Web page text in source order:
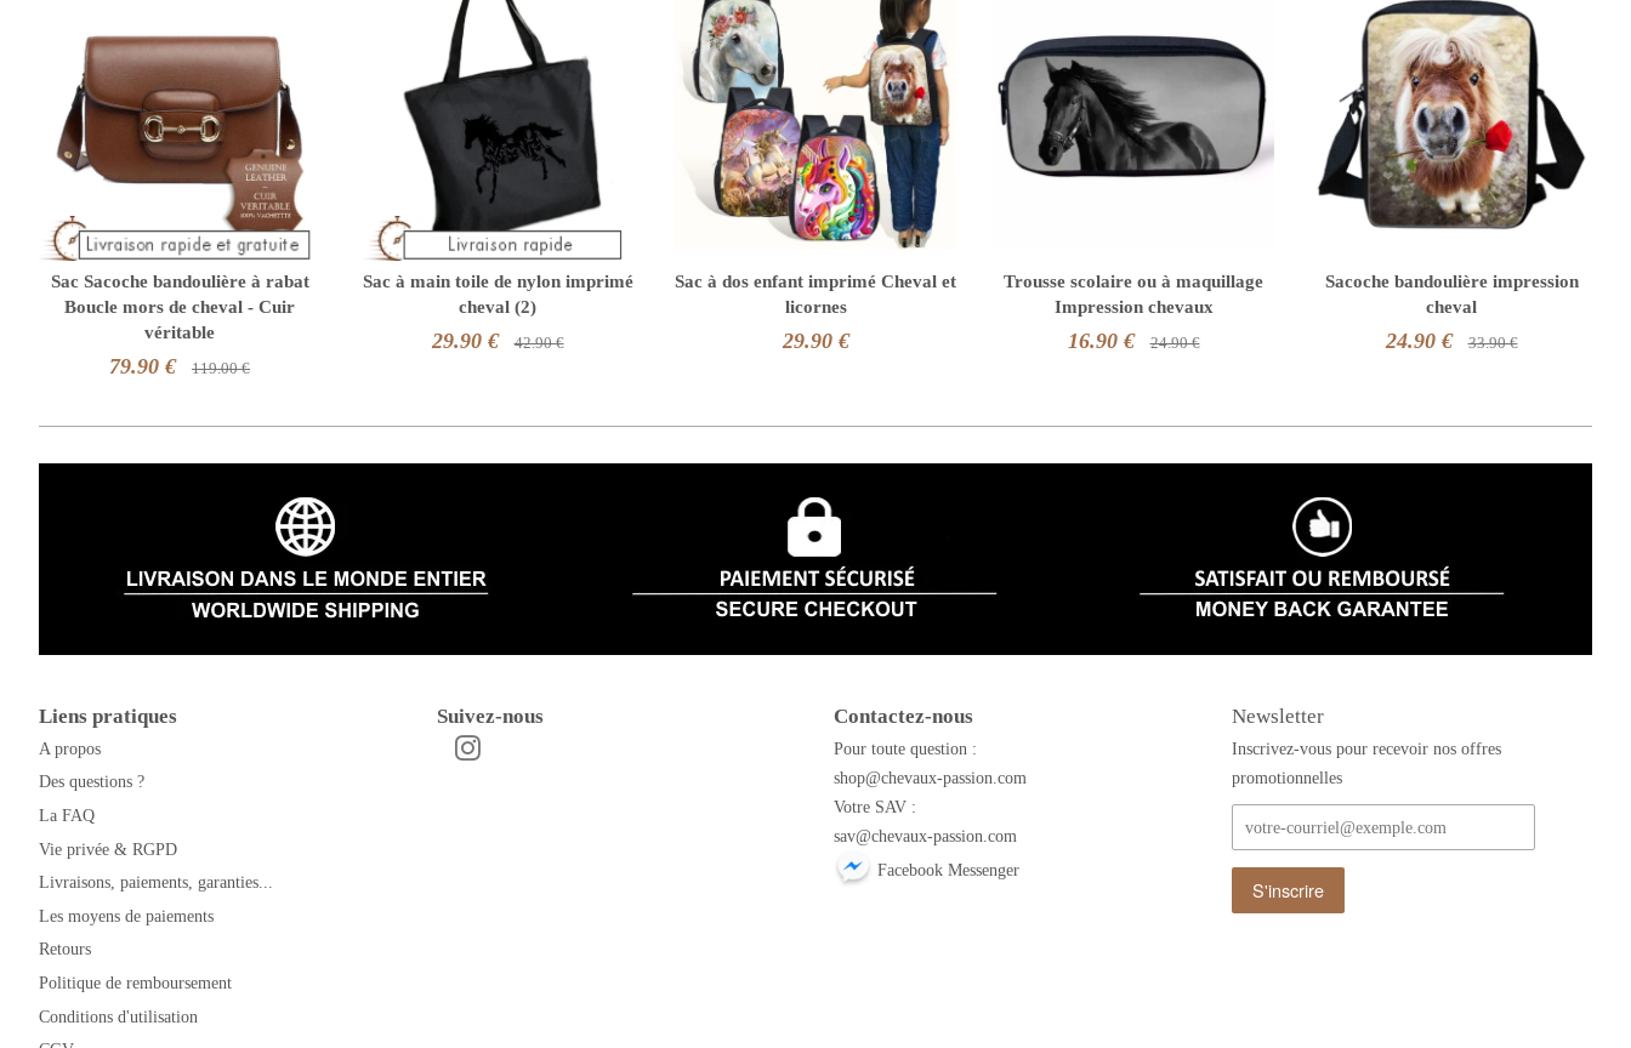
Sac Sacoche bandoulière à rabat
Boucle mors de cheval - Cuir
véritable
79.90 € 119.00 €
Sac à main toile de nylon imprimé
cheval (2)
29.90 € 42.90 €
Sac à dos enfant imprimé Cheval et
licornes
29.90 €
Trousse scolaire ou à maquillage
Impression chevaux
16.90 € 24.90 €
Sacoche bandoulière impression
cheval
24.90 € 33.90 €
Liens pratiques
A propos
Des questions ?
La FAQ
Vie privée & RGPD
Livraisons, paiements, garanties...
Les moyens de paiements
Retours
Politique de remboursement
Conditions d'utilisation
Suivez-nous
FacebookInstagram
Contactez-nous
Pour toute question :
shop@chevaux-passion.com
Votre SAV :
sav@chevaux-passion.com
Facebook Messenger
Newsletter
Inscrivez-vous pour recevoir nos offres
promotionnelles